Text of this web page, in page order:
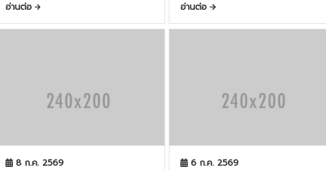
อ่านต่อ อ่านต่อ
8 ก.ค. 2569
6 ก.ค. 2569